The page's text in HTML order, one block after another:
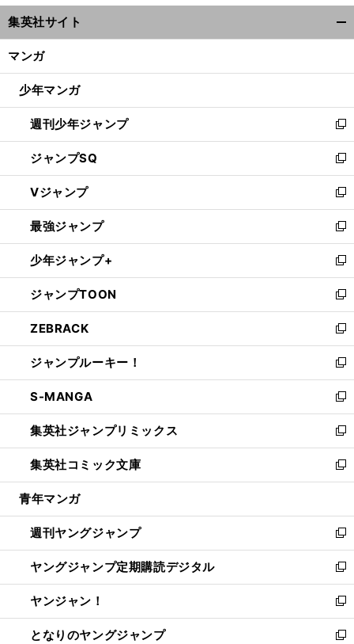
ウ
ィ
ン
ウ
開
く
集英社サイト
マンガ
少年マンガ
週刊少年ジャンプ
新
し
い
ウ
ィ
ン
ド
ウ
で
開
く
ジャンプSQ
新
し
い
ウ
ィ
ン
ド
ウ
で
開
く
Vジャンプ
新
し
い
ウ
ィ
ン
ド
ウ
で
開
く
最強ジャンプ
新
し
い
ウ
ィ
ン
ド
ウ
で
開
く
少年ジャンプ+
新
し
い
ウ
ィ
ン
ド
ウ
で
開
く
ジャンプTOON
新
し
い
ウ
ィ
ン
ド
ウ
で
開
く
ZEBRACK
新
し
い
ウ
ィ
ン
ド
ウ
で
開
ジャンプルーキー！
新
し
い
ウ
ィ
ン
ド
ウ
開
く
S-MANGA
新
し
い
ウ
ィ
ン
ウ
で
開
く
集英社ジャンプリミックス
新
し
い
ウ
ン
ド
ウ
で
開
く
集英社コミック文庫
新
し
ウ
ィ
ン
ド
ウ
で
開
く
青年マンガ
週刊ヤングジャンプ
新
し
い
ウ
ィ
ン
ド
ヤングジャンプ定期購読デジタル
新
し
い
ウ
ィ
ヤンジャン！
新
し
い
となりのヤングジャンプ
新